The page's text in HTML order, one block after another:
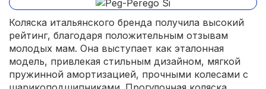
Коляска итальянского бренда получила высокий
рейтинг, благодаря положительным отзывам
молодых мам. Она выступает как эталонная
модель, привлекая стильным дизайном, мягкой
пружинной амортизацией, прочными колесами с